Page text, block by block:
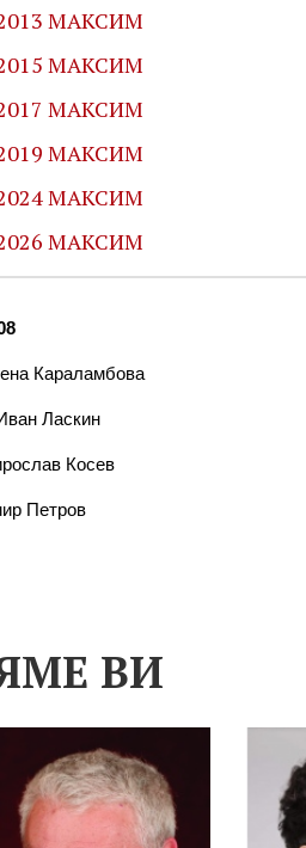
МАКСИМ
МАКСИМ
МАКСИМ
МАКСИМ
МАКСИМ
МАКСИМ
Караламбова
Ласкин
Косев
Петров
ВИ